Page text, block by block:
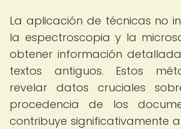
La aplicación de técnicas no
la espectroscopia y la
obtener información
textos antiguos. Estos
revelar datos cruciales
procedencia de los
contribuye significativamente